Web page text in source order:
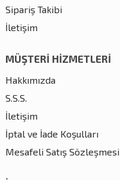
Sipariş Takibi
İletişim
MÜŞTERİ HİZMETLERİ
Hakkımızda
S.S.S.
İletişim
İptal ve İade Koşulları
Mesafeli Satış Sözleşmesi